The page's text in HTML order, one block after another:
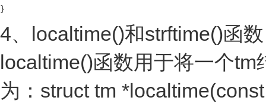
4、localtime()和strftime()函数
localtime()函数用于将一个
为：struct tm